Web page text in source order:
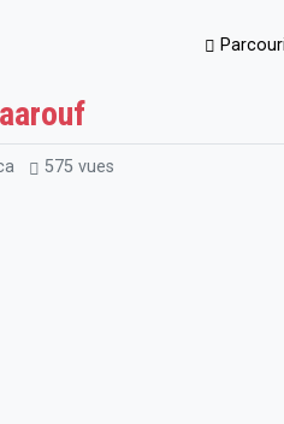
industriel à vendre à Sidi
575 vues